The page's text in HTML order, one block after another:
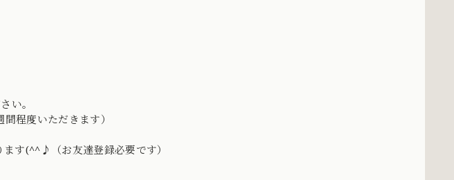
い。
程度いただきます）
す(^^♪（お友達登録必要です）